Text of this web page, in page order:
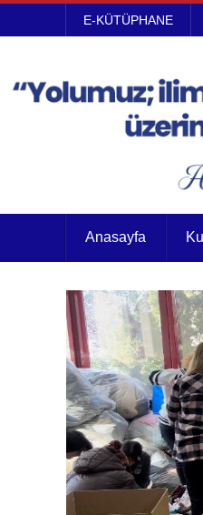
E-KÜTÜPHANE
Anasayfa